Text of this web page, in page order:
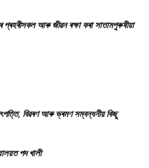
আৰু জীৱন ৰক্ষা কৰা সাতামপুৰুষীয়া
বিৱৰণ আৰু ভ্ৰমণ সম্বন্ধনীয় কিছু
পদ খালী